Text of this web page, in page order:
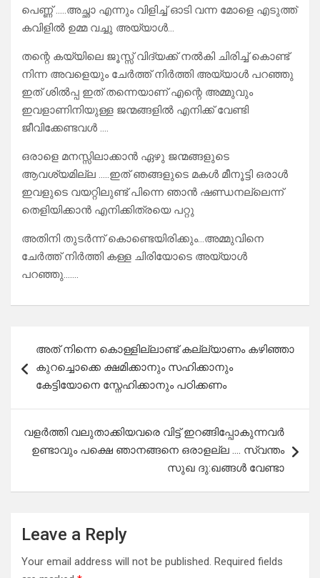
പെണ്ണ് …..അച്ഛാ എന്നും വിളിച്ച് ഓടി വന്ന മോളെ എടുത്ത്
കവിളിൽ ഉമ്മ വച്ചു അയ്യാൾ…
തന്റെ കയ്യിലെ ജൂസ്സ് വിദ്യക്ക് നൽകി ചിരിച്ച് കൊണ്ട്
നിന്ന അവളെയും ചേർത്ത് നിർത്തി അയ്യാൾ പറഞ്ഞു
ഇത് ശിൽപ്പ ഇത് തന്നെയാണ് എന്റെ അമ്മുവും
ഇവളാണിനിയുള്ള ജന്മങ്ങളിൽ എനിക്ക് വേണ്ടി
ജീവിക്കേണ്ടവൾ ….
ഒരാളെ മനസ്സിലാക്കാൻ ഏഴു ജന്മങ്ങളുടെ
ആവശ്യമില്ല …..ഇത് ഞങ്ങളുടെ മകൾ മീനൂട്ടി ഒരാൾ
ഇവളുടെ വയറ്റിലുണ്ട് പിന്നെ ഞാൻ ഷണ്ഡനല്ലെന്ന്
തെളിയിക്കാൻ എനിക്കിത്രയെ പറ്റു
അതിനി തുടർന്ന് കൊണ്ടെയിരിക്കും…അമ്മുവിനെ
ചേർത്ത് നിർത്തി കള്ള ചിരിയോടെ അയ്യാൾ
പറഞ്ഞു…….
navigation
അത് നിന്നെ കൊള്ളില്ലാണ്ട് കല്ല്യാണം കഴിഞ്ഞാ
കുറച്ചൊക്കെ ക്ഷമിക്കാനും സഹിക്കാനും
കേട്ടിയോനെ സ്നേഹിക്കാനും പഠിക്കണം
വളർത്തി വലുതാക്കിയവരെ വിട്ട് ഇറങ്ങിപ്പോകുന്നവർ
ഉണ്ടാവും പക്ഷെ ഞാനങ്ങനെ ഒരാളല്ല …. സ്വന്തം
സുഖ ദു:ഖങ്ങൾ വേണ്ടാ
Leave a Reply
Your email address will not be published. Required fields